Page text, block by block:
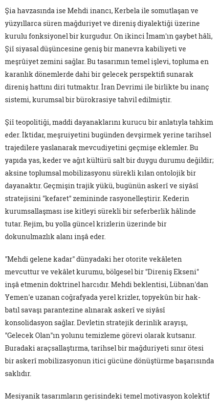
Şia havzasında ise Mehdi inancı, Kerbela ile somutlaşan ve
yüzyıllarca süren mağduriyet ve direniş diyalektiği üzerine
kurulu fonksiyonel bir kurgudur. On ikinci İmam'ın gaybet hâli,
Şiî siyasal düşüncesine geniş bir manevra kabiliyeti ve
meşrûiyet zemini sağlar. Bu tasarımın temel işlevi, topluma en
karanlık dönemlerde dahi bir gelecek perspektifi sunarak
direniş hattını diri tutmaktır. İran Devrimi ile birlikte bu inanç
sistemi, kurumsal bir bürokrasiye tahvil edilmiştir.
Şiî teopolitiği, maddi dayanaklarını kurucu bir anlatıyla tahkim
eder. İktidar, meşruiyetini bugünden devşirmek yerine tarihsel
trajedilere yaslanarak mevcudiyetini geçmişe eklemler. Bu
yapıda yas, keder ve ağıt kültürü salt bir duygu durumu değildir;
aksine toplumsal mobilizasyonu sürekli kılan ontolojik bir
dayanaktır. Geçmişin trajik yükü, bugünün askerî ve siyâsî
stratejisini "kefaret" zemininde rasyonelleştirir. Kederin
kurumsallaşması ise kitleyi sürekli bir seferberlik hâlinde
tutar. Rejim, bu yolla güncel krizlerin üzerinde bir
dokunulmazlık alanı inşâ eder.
"Mehdi gelene kadar" dünyadaki her otorite vekâleten
mevcuttur ve vekâlet kurumu, bölgesel bir "Direniş Ekseni"
inşâ etmenin doktrinel harcıdır. Mehdi beklentisi, Lübnan'dan
Yemen'e uzanan coğrafyada yerel krizler, topyekûn bir hak-
batıl savaşı parantezine alınarak askerî ve siyâsî
konsolidasyon sağlar. Devletin stratejik derinlik arayışı,
"Gelecek Olan"ın yolunu temizleme görevi olarak kutsanır.
Buradaki araçsallaştırma, tarihsel bir mağduriyeti sınır ötesi
bir askerî mobilizasyonun itici gücüne dönüştürme başarısında
saklıdır.
Mesiyanik tasarımların gerisindeki temel motivasyon kolektif